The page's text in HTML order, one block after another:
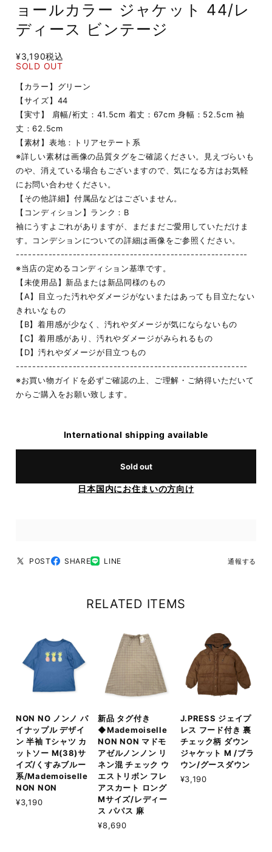
ョールカラー ジャケット 44/レ
ディース ビンテージ
¥3,190税込
SOLD OUT
【カラー】グリーン
【サイズ】44
【実寸】 肩幅/裄丈：41.5cm 着丈：67cm 身幅：52.5cm 袖
丈：62.5cm
【素材】表地：トリアセテート系
※詳しい素材は画像の品質タグをご確認ください。見えづらいも
のや、消えている場合もございますので、気になる方はお気軽
にお問い合わせください。
【その他詳細】付属品などはございません。
【コンディション】ランク：B
袖にうすよごれがありますが、まだまだご愛用していただけま
す。コンデションについての詳細は画像をご参照ください。
---------------------------------------------------------
※当店の定めるコンディション基準です。
【未使用品】新品または新品同様のもの
【A】目立った汚れやダメージがないまたはあっても目立たない
きれいなもの
【B】着用感が少なく、汚れやダメージが気にならないもの
【C】着用感があり、汚れやダメージがみられるもの
【D】汚れやダメージが目立つもの
---------------------------------------------------------
※お買い物ガイドを必ずご確認の上、ご理解・ご納得いただいて
からご購入をお願い致します。
International shipping available
Sold out
日本国内にお住まいの方向け
POST SHARE LINE 通報する
RELATED ITEMS
NON NO ノンノ パ
イナップル デザイ
ン 半袖 Tシャツ カ
ットソー M(38)サ
イズ/くすみブルー
系/Mademoiselle
NON NON
¥3,190
新品 タグ付き
◆Mademoiselle
NON NON マドモ
アゼルノンノン リ
ネン混 チェック ウ
エストリボン フレ
アスカート ロング
Mサイズ/レディー
ス パパス 麻
¥8,690
J.PRESS ジェイプ
レス フード付き 裏
チェック柄 ダウン
ジャケット M /ブラ
ウン/グースダウン
¥3,190